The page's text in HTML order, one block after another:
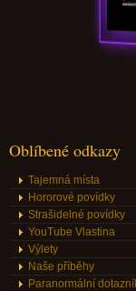
Oblíbené odkazy
Tajemná místa
Hororové povídky
Strašidelné povídky
YouTube Vlastina
Výlety
Naše příběhy
Paranormální